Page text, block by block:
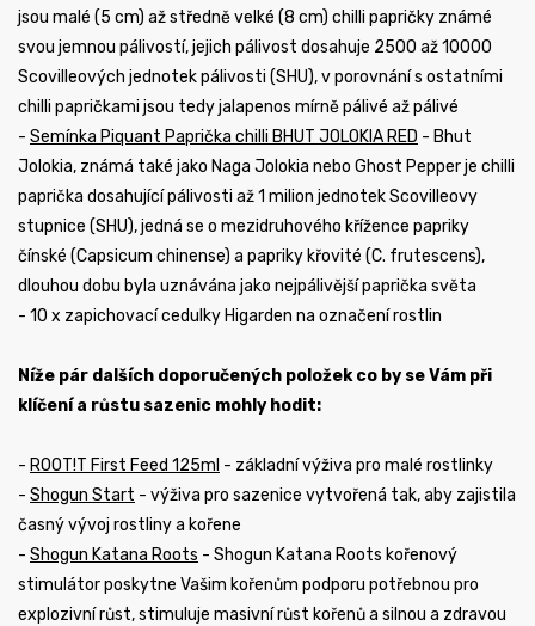
jsou malé (5 cm) až středně velké (8 cm) chilli papričky známé
svou jemnou pálivostí, jejich pálivost dosahuje 2500 až 10000
Scovilleových jednotek pálivosti (SHU), v porovnání s ostatními
chilli papričkami jsou tedy jalapenos mírně pálivé až pálivé
- Semínka Piquant Paprička chilli BHUT JOLOKIA RED - Bhut
Jolokia, známá také jako Naga Jolokia nebo Ghost Pepper je chilli
paprička dosahující pálivosti až 1 milion jednotek Scovilleovy
stupnice (SHU), jedná se o mezidruhového křížence papriky
čínské (Capsicum chinense) a papriky křovité (C. frutescens),
dlouhou dobu byla uznávána jako nejpálivější paprička světa
- 10 x zapichovací cedulky Higarden na označení rostlin
Níže pár dalších doporučených položek co by se Vám při
klíčení a růstu sazenic mohly hodit:
- ROOT!T First Feed 125ml - základní výživa pro malé rostlinky
- Shogun Start - výživa pro sazenice vytvořená tak, aby zajistila
časný vývoj rostliny a kořene
- Shogun Katana Roots - Shogun Katana Roots kořenový
stimulátor poskytne Vašim kořenům podporu potřebnou pro
explozivní růst, stimuluje masivní růst kořenů a silnou a zdravou